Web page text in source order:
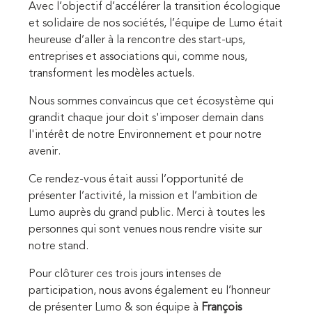
Avec l’objectif d’accélérer la transition écologique
et solidaire de nos sociétés, l’équipe de Lumo était
heureuse d’aller à la rencontre des start-ups,
entreprises et associations qui, comme nous,
transforment les modèles actuels.
Nous sommes convaincus que cet écosystème qui
grandit chaque jour doit s'imposer demain dans
l'intérêt de notre Environnement et pour notre
avenir.
Ce rendez-vous était aussi l’opportunité de
présenter l’activité, la mission et l’ambition de
Lumo auprès du grand public. Merci à toutes les
personnes qui sont venues nous rendre visite sur
notre stand.
Pour clôturer ces trois jours intenses de
participation, nous avons également eu l’honneur
de présenter Lumo & son équipe à François